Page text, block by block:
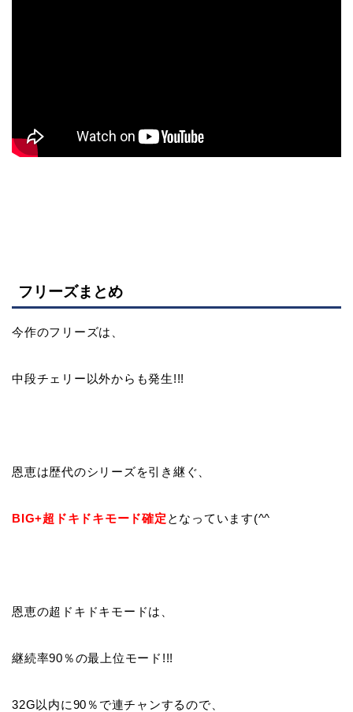
フリーズまとめ
今作のフリーズは、
中段チェリー以外からも発生!!!
恩恵は歴代のシリーズを引き継ぐ、
BIG+超ドキドキモード確定 となっています(^^ゞ
恩恵の超ドキドキモードは、
継続率90％の最上位モード!!!
32G以内に90％で連チャンするので、